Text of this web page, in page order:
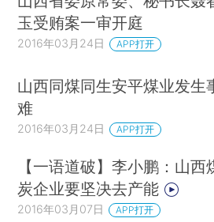
玉受贿案一审开庭
2016年03月24日 APP打开
山西同煤同生安平煤业发生
难
2016年03月24日 APP打开
【一语道破】李小鹏：山西
炭企业要坚决去产能
2016年03月07日 APP打开